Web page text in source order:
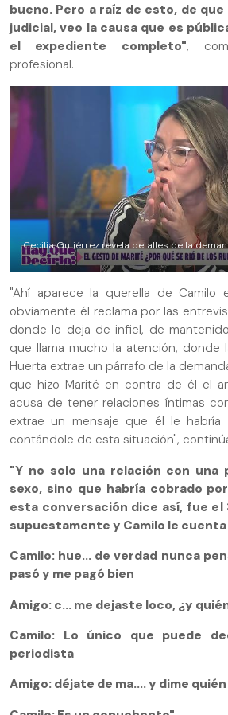
bueno. Pero a raíz de esto, de
judicial, veo la causa que es
el expediente completo",
profesional.
Cecilia Gutiérrez revela detalles de la
"Ahí aparece la querella de Camilo
obviamente él reclama por las
donde lo deja de infiel, de
que llama mucho la atención, donde
Huerta extrae un párrafo de la
que hizo Marité en contra de él el
acusa de tener relaciones íntimas
extrae un mensaje que él le habría
contándole de esta situación",
"Y no solo una relación con una
sexo, sino que habría cobrado
esta conversación dice así, fue el
supuestamente y Camilo le cuenta
Camilo: hue... de verdad nunca
pasó y me pagó bien
Amigo: c... me dejaste loco, ¿y
Camilo: Lo único que puede
periodista
Amigo: déjate de ma.... y dime